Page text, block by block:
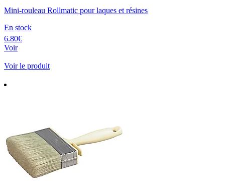
Mini-rouleau Rollmatic pour laques et résines
En stock
6.80€
Voir
Voir le produit